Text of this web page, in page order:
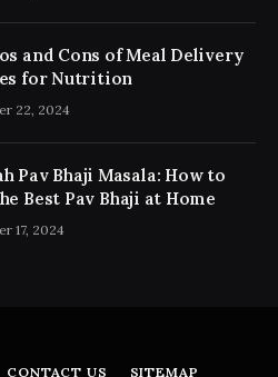
and Cons of Meal Delivery
for Nutrition
22, 2024
Pav Bhaji Masala: How to
Best Pav Bhaji at Home
17, 2024
CONTACT US SITEMAP